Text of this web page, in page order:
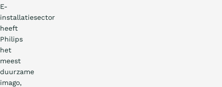
E-
installatiesector
heeft
Philips
het
meest
duurzame
imago,